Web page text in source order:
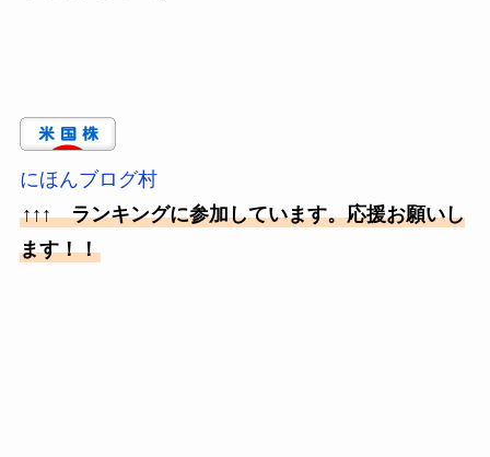
にほんブログ村
↑↑↑ ランキングに参加しています。応援お願いし
ます！！